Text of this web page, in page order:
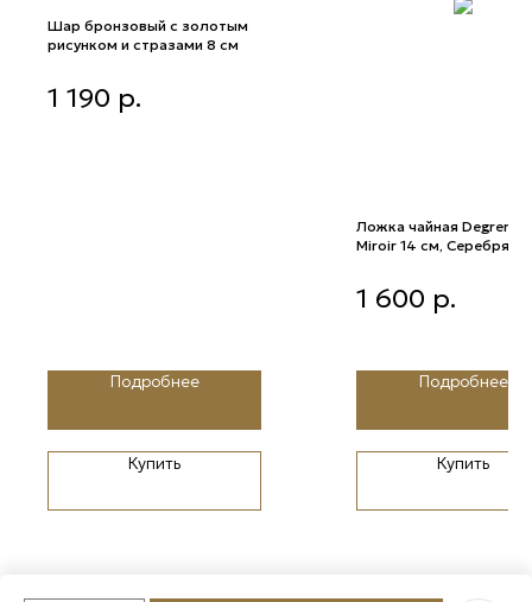
Шар бронзовый с золотым
рисунком и стразами 8 см
рисунком и стразами 8 см
1 190 р.
Подробнее
Купить
Ложка чайная Degrenne
Miroir 14 см,
Miroir 14 см, Серебряный
1 600 р.
Подробнее
Купить